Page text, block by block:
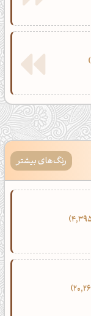
رنگ‌های بیشتر